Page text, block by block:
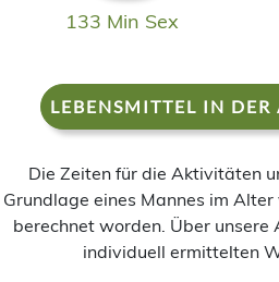
133 Min Sex
LEBENSMITTEL IN DER
Die Zeiten für die Aktivitäten
Grundlage eines Mannes im
berechnet worden. Über unsere
individuell ermittelten